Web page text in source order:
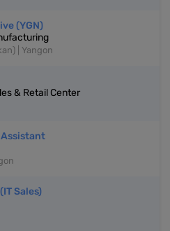
(YGN)
| Yangon
& Retail Center
Sales)